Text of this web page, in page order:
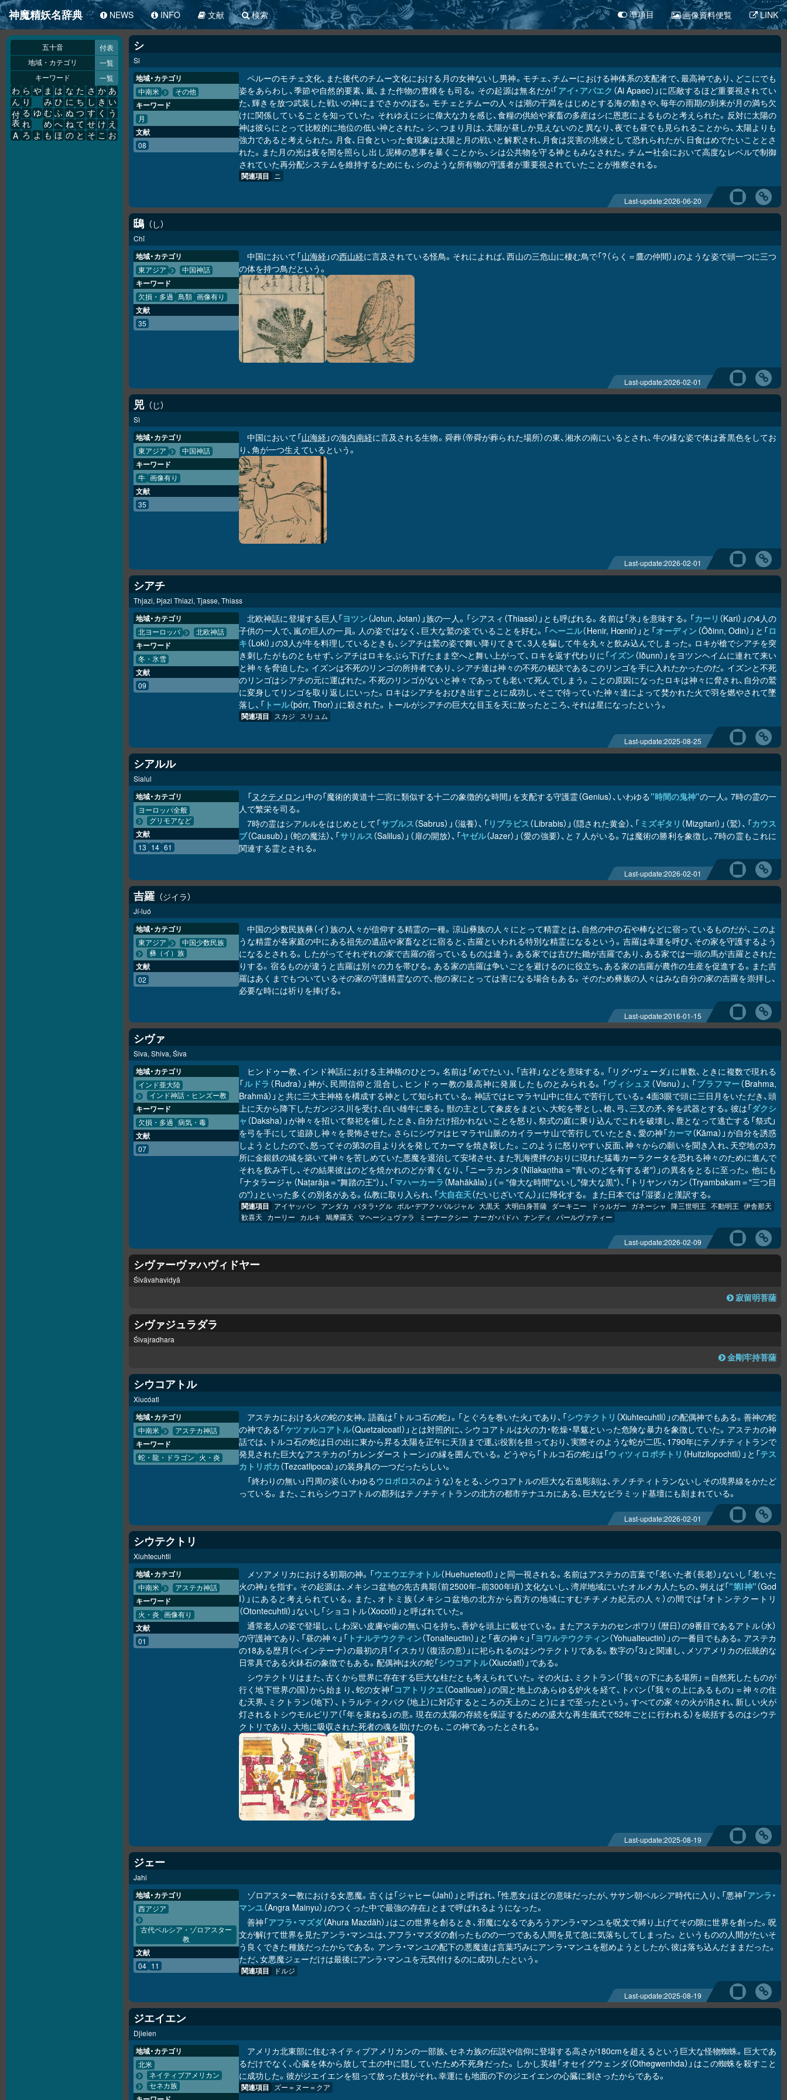
神魔精妖名辞典 NEWS INFO 文献 検索 凖項目 画像資料便覧 LINK
五十音 付表
地域・カテゴリ 一覧
キーワード 一覧
あ
い
う
え
お
か
き
く
け
こ
さ
し
す
せ
そ
た
ち
つ
て
と
な
に
ぬ
ね
の
は
ひ
ふ
へ
ほ
ま
み
む
め
も
や
ゆ
よ
ら
り
る
れ
ろ
わ
ん
付
表
A
シ
Si
ペルーのモチェ文化、また後代のチムー文化における月の女神ないし男神。モチェ、チムーにおける神体系の支配者で、最高神であり、どこにでも
姿をあらわし、季節や自然的要素、嵐、また作物の豊穣をも司る。その起源は無名だが「アイ・アパエク （Ai Apaec）」に匹敵するほど重要視されてい
た、輝きを放つ武装した戦いの神にまでさかのぼる。モチェとチムーの人々は潮の干満をはじめとする海の動きや、毎年の雨期の到来が月の満ち欠
けに関係していることを知っていた。それゆえにシに偉大な力を感じ、食糧の供給や家畜の多産はシに恩恵によるものと考えられた。反対に太陽の
神は彼らにとって比較的に地位の低い神とされた。シ、つまり月は、太陽が昼しか見えないのと異なり、夜でも昼でも見られることから、太陽よりも
強力であると考えられた。月食、日食といった食現象は太陽と月の戦いと解釈され、月食は災害の兆候として恐れられたが、日食はめでたいこととさ
れた。また月の光は夜を闇を照らし出し泥棒の悪事を暴くことから、シは公共物を守る神ともみなされた。チムー社会において高度なレベルで制御
されていた再分配システムを維持するためにも、シのような所有物の守護者が重要視されていたことが推察される。
関連項目 ニ
地域・カテゴリ
中南米 その他
キーワード
月
文献
08
Last-update:2026-06-20
鴟 し
Chī
中国において「山海経 」の西山経に言及されている怪鳥。それによれば、西山の三危山に棲む鳥で「?（らく＝鷹の仲間）」のような姿で頭一つに三つ
の体を持つ鳥だという。
地域・カテゴリ
東アジア 中国神話
キーワード
欠損・多過 鳥類 画像有り
文献
35
Last-update:2026-02-01
兕 じ
Sì
中国において「山海経 」の海内南経に言及される生物。舜葬（帝舜が葬られた場所）の東、湘水の南にいるとされ、牛の様な姿で体は蒼黒色をしてお
り、角が一つ生えているという。
地域・カテゴリ
東アジア 中国神話
キーワード
牛 画像有り
文献
35
Last-update:2026-02-01
シアチ
Thjazi, Þjazi Thiazi, Tjasse, Thiass
北欧神話に登場する巨人「ヨツン（Jotun, Jotan）」族の一人。「シアスィ（Thiassi）」とも呼ばれる。名前は「氷」を意味する。「カーリ （Kari）」の4人の
子供の一人で、嵐の巨人の一員。人の姿ではなく、巨大な鷲の姿でいることを好む。「ヘーニル（Henir, Hœnir）」と「オーディン （Ōðinn, Odin）」と「ロ
キ（Loki）」の3人が牛を料理しているときも、シアチは鷲の姿で舞い降りてきて、3人を騙して牛を丸々と飲み込んでしまった。ロキが槍でシアチを突
き刺したがものともせず、シアチはロキをぶら下げたまま空へと舞い上がって、ロキを返す代わりに「イズン （Iðunn）」をヨツンヘイムに連れて来い
と神々を脅迫した。イズンは不死のリンゴの所持者であり、シアチ達は神々の不死の秘訣であるこのリンゴを手に入れたかったのだ。イズンと不死
のリンゴはシアチの元に運ばれた。不死のリンゴがないと神々であっても老いて死んでしまう。ことの原因になったロキは神々に脅され、自分の鷲
に変身してリンゴを取り返しにいった。ロキはシアチをおびき出すことに成功し、そこで待っていた神々達によって焚かれた火で羽を燃やされて墜
落し、「 トール（þórr, Thor）」に殺された。トールがシアチの巨大な目玉を天に放ったところ、それは星になったという。
関連項目 スカジ スリュム
地域・カテゴリ
北ヨーロッパ 北欧神話
キーワード
冬・氷雪
文献
09
Last-update:2025-08-25
シアルル
Sialul
「ヌクテメロン 」中の「魔術的黄道十二宮に類似する十二の象徴的な時間」を支配する守護霊（Genius）、いわゆる"時間の鬼神"の一人。7時の霊の一
人で繁栄を司る。
7時の霊はシアルルをはじめとして「サブルス（Sabrus）」（滋養）、「リブラビス（Librabis）」（隠された黄金）、「 ミズギタリ （Mizgitari）」（鷲）、「カウス
ブ（Causub）」（蛇の魔法）、「サリルス（Salilus）」（扉の開放）、「ヤゼル（Jazer）」（愛の強要）、と７人がいる。7は魔術の勝利を象徴し、7時の霊もこれに
関連する霊とされる。
地域・カテゴリ
ヨーロッパ全般
グリモアなど
文献
13 14 61
Last-update:2026-02-01
吉羅 ジイラ
Jí-luó
中国の少数民族彝（イ）族の人々が信仰する精霊の一種。涼山彝族の人々にとって精霊とは、自然の中の石や棒などに宿っているものだが、このよ
うな精霊が各家庭の中にある祖先の遺品や家畜などに宿ると、吉羅といわれる特別な精霊になるという。吉羅は幸運を呼び、その家を守護するよう
になるとされる。したがってそれぞれの家で吉羅の宿っているものは違う。ある家では古びた鋤が吉羅であり、ある家では一頭の馬が吉羅とされた
りする。宿るものが違うと吉羅は別々の力を帯びる。ある家の吉羅は争いごとを避けるのに役立ち、ある家の吉羅が農作の生産を促進する。また吉
羅はあくまでもついているその家の守護精霊なので、他の家にとっては害になる場合もある。そのため彝族の人々はみな自分の家の吉羅を崇拝し、
必要な時には祈りを捧げる。
地域・カテゴリ
東アジア
中国少数民族
彝（イ）族
文献
02
Last-update:2016-01-15
シヴァ
Siva, Shiva, Śiva
ヒンドゥー教、インド神話における主神格のひとつ。名前は「めでたい」、「吉祥」などを意味する。「リグ・ヴェーダ」に単数、ときに複数で現れる
「ルドラ （Rudra）」神が、民間信仰と混合し、ヒンドゥー教の最高神に発展したものとみられる。「ヴィシュヌ （Visnu）」、「ブラフマー（Brahma,
Brahmā）」と共に三大主神格を構成する神として知られている。神話ではヒマラヤ山中に住んで苦行している。4面3眼で頭に三日月をいただき、頭
上に天から降下したガンジス川を受け、白い雄牛に乗る。獣の主として象皮をまとい、大蛇を帯とし、槍、弓、三叉の矛、斧を武器とする。彼は「ダクシ
ャ（Daksha）」が神々を招いて祭祀を催したとき、自分だけ招かれないことを怒り、祭式の庭に乗り込んでこれを破壊し、鹿となって逃亡する「祭式」
を弓を手にして追跡し神々を畏怖させた。さらにシヴァはヒマラヤ山脈のカイラーサ山で苦行していたとき、愛の神「カーマ（Kāma）」が自分を誘惑
しようとしたので、怒ってその第3の目より火を発してカーマを焼き殺した。このように怒りやすい反面、神々からの願いを聞き入れ、天空地の3カ
所に金銀鉄の城を築いて神々を苦しめていた悪魔を退治して安堵させ、また乳海攪拌のおりに現れた猛毒カーラクータを恐れる神々のために進んで
それを飲み干し、その結果彼はのどを焼かれのどが青くなり、「ニーラカンタ（Nīlakaṇtha＝"青いのどを有する者"）」の異名をとるに至った。他にも
「ナタラージャ（Naṭarāja＝"舞踏の王"）」、「マハーカーラ （Mahākāla）」（＝"偉大な時間"ないし"偉大な黒"）、「トリヤンバカン（Tryambakam＝"三つ目
の"）」といった多くの別名がある。仏教に取り入られ、「大自在天（だいじざいてん）」に帰化する。 また日本では「湿婆」と漢訳する。
関連項目 アイヤッパン アンダカ バタラ・グル ボル・デアク・パルジャル 大黒天 大明白身菩薩 ダーキニー ドゥルガー ガネーシャ 降三世明王 不動明王 伊舎那天
歓喜天 カーリー カルキ 鳩摩羅天 マヘーシュヴァラ ミーナークシー ナーガ・パドハ ナンディ パールヴァティー
地域・カテゴリ
インド亜大陸
インド神話・ヒンズー教
キーワード
欠損・多過 病気・毒
文献
07
Last-update:2026-02-09
シヴァーヴァハヴィドヤー
Śivāvahavidyā
寂留明菩薩
シヴァジュラダラ
Śivajradhara
金剛牢持菩薩
シウコアトル
Xiucóatl
アステカにおける火の蛇の女神。語義は「トルコ石の蛇」。「とぐろを巻いた火」であり、「シウテクトリ （Xiuhtecuhtli）」の配偶神でもある。善神の蛇
の神である「ケツァルコアトル（Quetzalcoatl）」とは対照的に、シウコアトルは火の力・乾燥・旱魃といった危険な暴力を象徴していた。アステカの神
話では、トルコ石の蛇は日の出に東から昇る太陽を正午に天頂まで運ぶ役割を担っており、実際そのような蛇が二匹、1790年にテノチティトランで
発見された巨大なアステカの「カレンダーストーン」の縁を囲んでいる。どうやら「トルコ石の蛇」は「ウィツィロポチトリ （Huitzilopochtli）」と「テス
カトリポカ（Tezcatlipoca）」の装身具の一つだったらしい。
「終わりの無い」円周の姿（いわゆるウロボロスのような）をとる、シウコアトルの巨大な石造彫刻は、テノチティトランないしその境界線をかたど
っている。また、これらシウコアトルの郡列はテノチティトランの北方の都市テナユカにある、巨大なピラミッド基壇にも刻まれている。
地域・カテゴリ
中南米 アステカ神話
キーワード
蛇・龍・ドラゴン 火・炎
Last-update:2026-02-01
シウテクトリ
Xiuhtecuhtli
メソアメリカにおける初期の神。「ウエウエテオトル（Huehueteotl）」と同一視される。名前はアステカの言葉で「老いた者（長老）」ないし「老いた
火の神」を指す。その起源は、メキシコ盆地の先古典期（前2500年−前300年頃）文化ないし、湾岸地域にいたオルメカ人たちの、例えば「"第I神"（God
I）」にあると考えられている。また、オトミ族（メキシコ盆地の北方から西方の地域にすむチチメカ紀元の人々）の間では「オトンテクートリ
（Otontecuhtli）」ないし「ショコトル（Xocotl）」と呼ばれていた。
通常老人の姿で登場し、しわ深い皮膚や歯の無い口を持ち、香炉を頭上に載せている。またアステカのセンポワリ（暦日）の9番目であるアトル（水）
の守護神であり、「昼の神々」「 トナルテウクティン（Tonalteuctin）」と「夜の神々」「ヨワルテウクティン（Yohualteuctin）」の一番目でもある。アステカ
の18ある歴月（ベインテーナ）の最初の月「イスカリ（復活の意）」に祀られるのはシウテクトリである。数字の「3」と関連し、メソアメリカの伝統的な
日常具である火鉢石の象徴でもある。配偶神は火の蛇「シウコアトル（Xiucóatl）」である。
シウテクトリはまた、古くから世界に存在する巨大な柱だとも考えられていた。その火は、ミクトラン（「我々の下にある場所」＝自然死したものが
行く地下世界の国）から始まり、蛇の女神「コアトリクエ（Coatlicue）」の国と地上のあらゆる炉火を経て、トパン（「我々の上にあるもの」＝神々の住
む天界、ミクトラン（地下）、トラルティクパク（地上）に対応するところの天上のこと）にまで至ったという。すべての家々の火が消され、新しい火が
灯されるトシウモルピリア（「年を束ねる」の意。現在の太陽の存続を保証するための盛大な再生儀式で52年ごとに行われる）を統括するのはシウテ
クトリであり、大地に吸収された死者の魂を助けたのも、この神であったとされる。
地域・カテゴリ
中南米 アステカ神話
キーワード
火・炎 画像有り
文献
01
Last-update:2025-08-19
ジェー
Jahi
ゾロアスター教における女悪魔。古くは「ジャヒー（Jahi）」と呼ばれ、「性悪女」ほどの意味だったが、ササン朝ペルシア時代に入り、「悪神「アンラ・
マンユ（Angra Mainyu）」のつくった中で最強の存在」とまで呼ばれるようになった。
善神「アフラ・マズダ（Ahura Mazdāh）」はこの世界を創るとき、邪魔になるであろうアンラ・マンユを呪文で縛り上げてその隙に世界を創った。呪
文が解けて世界を見たアンラ・マンユは、アフラ・マズダの創ったものの一つである人間を見て急に気落ちしてしまった。というものの人間がたいそ
う良くできた種族だったからである。アンラ・マンユの配下の悪魔達は言葉巧みにアンラ・マンユを慰めようとしたが、彼は落ち込んだままだった。
ただ、女悪魔ジェーだけは最後にアンラ・マンユを元気付けるのに成功したという。
関連項目 ドルジ
地域・カテゴリ
西アジア
古代ペルシア・ゾロアスター
教
文献
04 11
Last-update:2025-08-19
ジエイエン
Djieien
アメリカ北東部に住むネイティブアメリカンの一部族、セネカ族の伝説や信仰に登場する高さが180cmを超えるという巨大な怪物蜘蛛。巨大であ
るだけでなく、心臓を体から放して土の中に隠していたため不死身だった。しかし英雄「オセイグウェンダ（Othegwenhda）」はこの蜘蛛を殺すこと
に成功した。彼がジエイエンを狙って放った枝がそれ、幸運にも地面の下のジエイエンの心臓に刺さったからである。
関連項目 ズー＝ヌー＝クア
地域・カテゴリ
北米
ネイティブアメリカン
セネカ族